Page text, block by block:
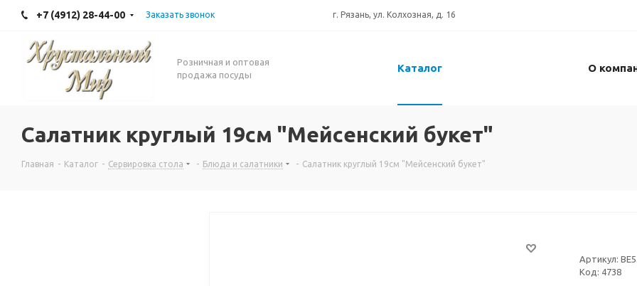
+7 (4912) 28-44-00 Заказать звонок г. Рязань, ул. Колхозная, д. 16
Розничная и оптовая
продажа посуды
Каталог О
Салатник круглый 19см "Мейсенский букет"
Главная - Каталог - Сервировка стола - Блюда и салатники - Салатник круглый 19см "Мейсенский букет"
Артикул:
Код: 4738